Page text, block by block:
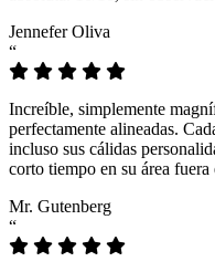
Jennefer Oliva
“
Increíble, simplemente
perfectamente alineadas.
incluso sus cálidas
corto tiempo en su área fuera
Mr. Gutenberg
“